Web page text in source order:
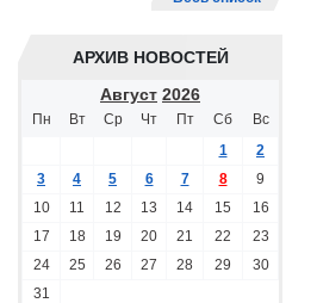
АРХИВ НОВОСТЕЙ
Август 2026
Пн Вт Ср Чт Пт Сб
Вс
1
2
3
4 5 6 7 8
9
10
11 12 13 14 15
16
17
18 19 20 21 22
23
24
25 26 27 28 29
30
31